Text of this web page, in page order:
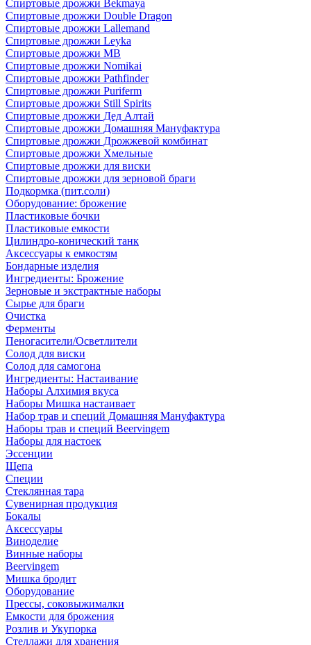
Спиртовые дрожжи Bekmaya
Спиртовые дрожжи Double Dragon
Спиртовые дрожжи Lallemand
Спиртовые дрожжи Leyka
Спиртовые дрожжи MB
Спиртовые дрожжи Nomikai
Спиртовые дрожжи Pathfinder
Спиртовые дрожжи Puriferm
Спиртовые дрожжи Still Spirits
Спиртовые дрожжи Дед Алтай
Спиртовые дрожжи Домашняя Мануфактура
Спиртовые дрожжи Дрожжевой комбинат
Спиртовые дрожжи Хмельные
Спиртовые дрожжи для виски
Спиртовые дрожжи для зерновой браги
Подкормка (пит.соли)
Оборудование: брожение
Пластиковые бочки
Пластиковые емкости
Цилиндро-конический танк
Аксессуары к емкостям
Бондарные изделия
Ингредиенты: Брожение
Зерновые и экстрактные наборы
Сырье для браги
Очистка
Ферменты
Пеногасители/Осветлители
Солод для виски
Солод для самогона
Ингредиенты: Настаивание
Наборы Алхимия вкуса
Наборы Мишка настаивает
Набор трав и специй Домашняя Мануфактура
Наборы трав и специй Beervingem
Наборы для настоек
Эссенции
Щепа
Специи
Стеклянная тара
Сувенирная продукция
Бокалы
Аксессуары
Виноделие
Винные наборы
Beervingem
Мишка бродит
Оборудование
Прессы, соковыжималки
Емкости для брожения
Розлив и Укупорка
Стеллажи для хранения